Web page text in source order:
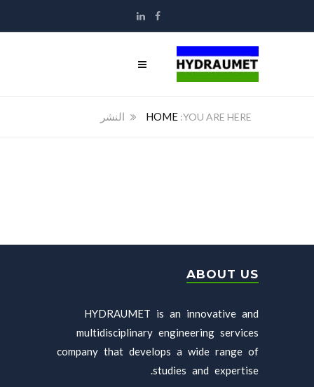
HOME النشر
ABOUT US
HYDRAUMET is an innovative and
multidisciplinary engineering services
company that develops a wide range of
studies and expertise.